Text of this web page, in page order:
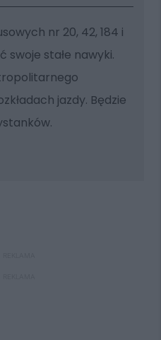
nr 20, 42, 184 i
swoje stałe nawyki.
jazdy. Będzie